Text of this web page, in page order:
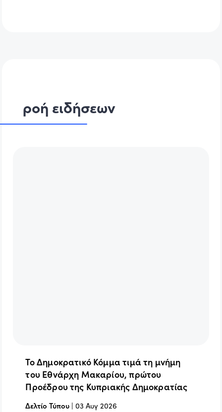
ροή ειδήσεων
Το Δημοκρατικό Κόμμα τιμά τη μνήμη
του Εθνάρχη Μακαρίου, πρώτου
Προέδρου της Κυπριακής Δημοκρατίας
Δελτίο Τύπου |03 Αυγ 2026